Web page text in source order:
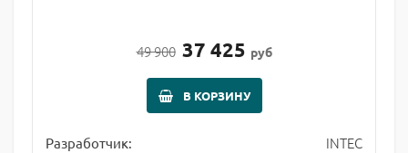
49 900 37 425 руб
В КОРЗИНУ
Разработчик: INTEC